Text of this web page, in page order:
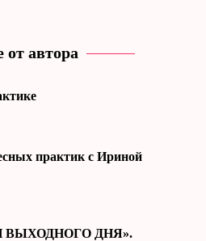
автора
практик с Ириной
ВЫХОДНОГО ДНЯ».